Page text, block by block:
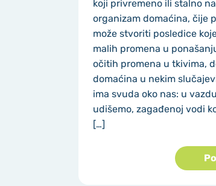
koji privremeno ili stalno
organizam domaćina, čije
može stvoriti posledice
malih promena u
očitih promena u tkivima,
domaćina u nekim
ima svuda oko nas: u
udišemo, zagađenoj vodi
[…]